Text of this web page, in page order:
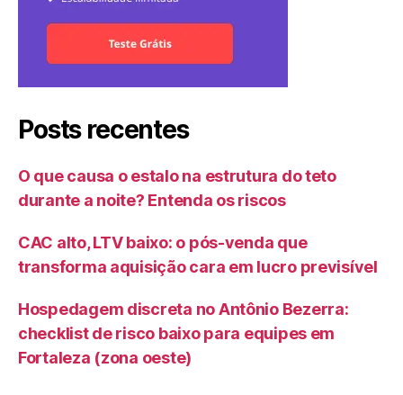
Posts recentes
O que causa o estalo na estrutura do teto
durante a noite? Entenda os riscos
CAC alto, LTV baixo: o pós-venda que
transforma aquisição cara em lucro previsível
Hospedagem discreta no Antônio Bezerra:
checklist de risco baixo para equipes em
Fortaleza (zona oeste)